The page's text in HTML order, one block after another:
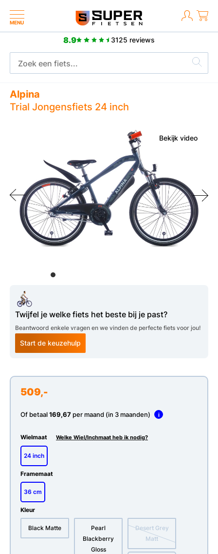
MENU
8.9 3125 reviews
Meer dan 2500 positieve reviews
Alpina
Trial Jongensfiets 24 inch
Bekijk video
Twijfel je welke fiets het beste bij je past?
Beantwoord enkele vragen en we vinden de perfecte fiets voor jou!
Start de keuzehulp
509,-
Of betaal169,67 per maand (in 3 maanden) i
Wielmaat Welke Wiel/Inchmaat heb ik nodig?
24 inch
Framemaat
36 cm
Kleur
Black Matte
Pearl
Blackberry
Gloss
Desert Grey
Matt